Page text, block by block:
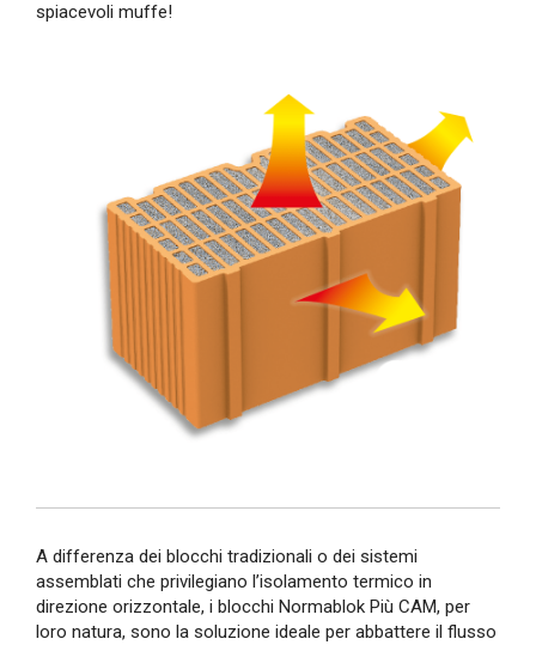
spiacevoli muffe!
A differenza dei blocchi tradizionali o dei sistemi
assemblati che privilegiano l’isolamento termico in
direzione orizzontale, i blocchi Normablok Più CAM, per
loro natura, sono la soluzione ideale per abbattere il flusso